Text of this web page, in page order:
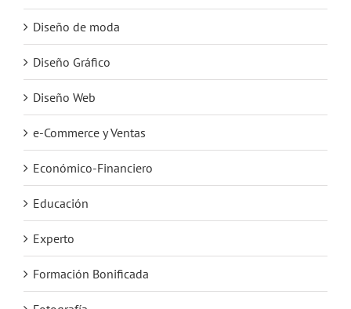
Diseño de moda
Diseño Gráfico
Diseño Web
e-Commerce y Ventas
Económico-Financiero
Educación
Experto
Formación Bonificada